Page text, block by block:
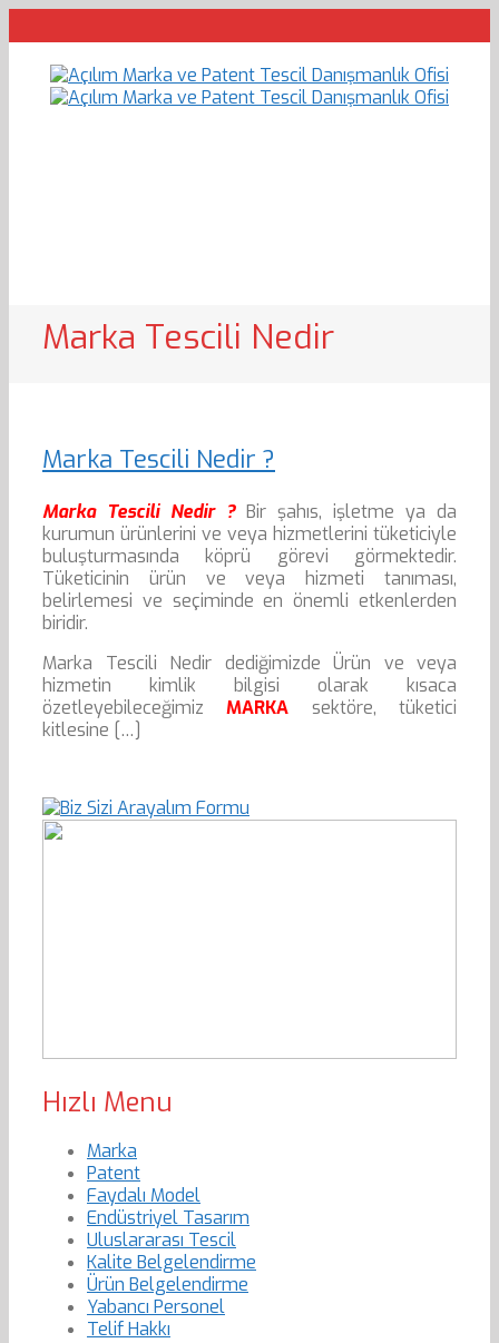
Marka Tescili Nedir
Marka Tescili Nedir ?
MarkaTescili Nedir ?Bir şahıs, işletme ya da
kurumun ürünlerini ve veya hizmetlerini tüketiciyle
buluşturmasında köprü görevi görmektedir.
Tüketicinin ürün ve veya hizmeti tanıması,
belirlemesi ve seçiminde en önemli etkenlerden
biridir.
Marka Tescili Nedir dediğimizde Ürün ve veya
hizmetin kimlik bilgisi olarak kısaca
özetleyebileceğimizMARKA sektöre, tüketici
kitlesine […]
Hızlı Menu
Marka
Patent
Faydalı Model
Endüstriyel Tasarım
Uluslararası Tescil
Kalite Belgelendirme
Ürün Belgelendirme
Yabancı Personel
Telif Hakkı